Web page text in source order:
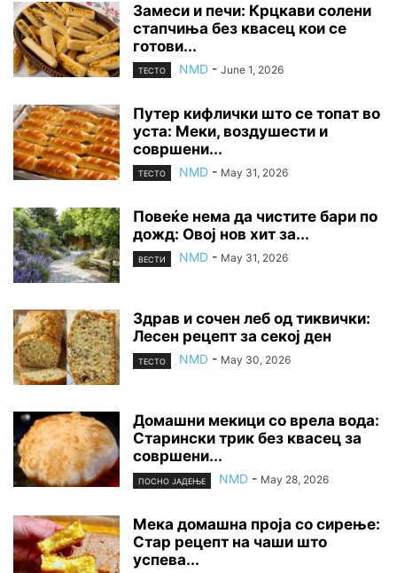
Замеси и печи: Крцкави солени
стапчиња без квасец кои се
готови...
ТЕСТО NMD - June 1, 2026
Путер кифлички што се топат во
уста: Меки, воздушести и
совршени...
ТЕСТО NMD - May 31, 2026
Повеќе нема да чистите бари по
дожд: Овој нов хит за...
ВЕСТИ NMD - May 31, 2026
Здрав и сочен леб од тиквички:
Лесен рецепт за секој ден
ТЕСТО NMD - May 30, 2026
Домашни мекици со врела вода:
Старински трик без квасец за
совршени...
ПОСНО ЈАДЕЊЕ NMD - May 28, 2026
Мека домашна проја со сирење:
Стар рецепт на чаши што
успева...